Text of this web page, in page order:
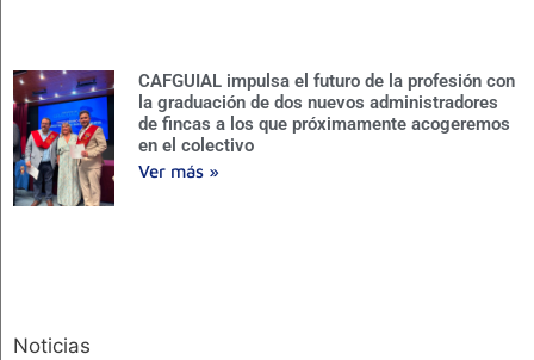
CAFGUIAL impulsa el futuro de la profesión con
la graduación de dos nuevos administradores
de fincas a los que próximamente acogeremos
en el colectivo
Ver más »
Noticias